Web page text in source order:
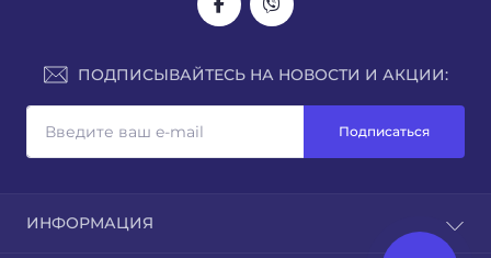
ПОДПИСЫВАЙТЕСЬ НА НОВОСТИ И АКЦИИ:
Подписаться
ИНФОРМАЦИЯ